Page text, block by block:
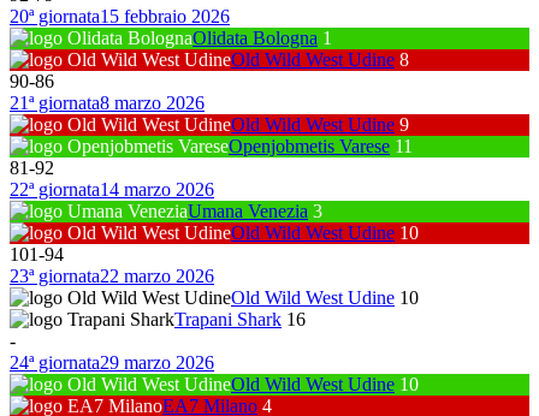
20ª giornata15 febbraio 2026
Olidata Bologna 1
Old Wild West Udine 8
90-86
21ª giornata8 marzo 2026
Old Wild West Udine 9
Openjobmetis Varese 11
81-92
22ª giornata14 marzo 2026
Umana Venezia 3
Old Wild West Udine 10
101-94
23ª giornata22 marzo 2026
Old Wild West Udine 10
Trapani Shark 16
-
24ª giornata29 marzo 2026
Old Wild West Udine 10
EA7 Milano 4